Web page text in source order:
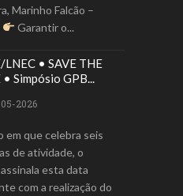
Marinho Falcão –
Garantir o
LNEC • SAVE THE
• Simpósio GPB...
2026
em que celebra seis
de atividade, o
esta data
com a realização do